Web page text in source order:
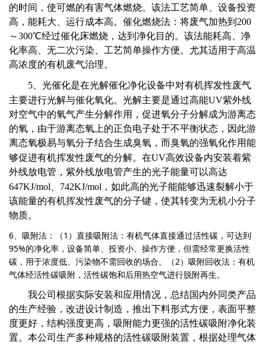
的时间，使可燃的有害气体燃烧。该法工艺简单、设备投资
高，能耗大、运行成本高。催化燃烧法：将废气加热到200
～300℃经过催化床燃烧，达到净化目的。该法能耗高、净
化率高、无二次污染、工艺简单操作方便。尤其适用于高温
高浓度的有机废气治理。
5
光催化是在光解催化净化设备中对有机挥发性废气
主要进行光解与催化氧化。光解主要是通过高能UV紫外线
对空气中的氧气产生分解作用，促进氧分子分解成为游离态
的氧，由于游离态氧上的正负电子处于不平衡状态，因此游
离态氧极易与氧分子结合生成臭氧，而臭氧的强氧化作用能
够促进有机挥发性废气的分解。在UV高效设备内安装着紫
外线放电管，紫外线放电管产生的光子能量可以高达
647KJ/mol
742KJ/mol ，如此高的光子能能够迅速裂解小于
该能量的有机挥发性废气的分子键，使其转变为无机小分子
物质。
6、吸附法：（ 1 ）直接吸附法：有机气体直接通过活性碳，可达到
95%的净化率，设备简单、投资小、操作方便，但需经常更换活性
碳，用于浓度低、污染物不需回收的场合。（2）吸附回收法：有机
气体经活性碳吸附，活性碳饱和后用热空气进行脱附再生。
我公司根据实际安装和应用情况，总结国内外同类产品
的生产经验，改进设计制造，推出下料形式方便，表面平整
度更好，结构强度更高，吸附能力更强的活性碳吸附净化装
置。本公司生产多种规格的活性碳吸附装置，根据处理气体